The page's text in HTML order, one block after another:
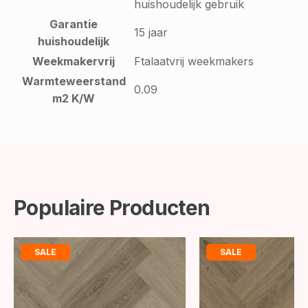
huishoudelijk gebruik
Garantie
huishoudelijk
15 jaar
Weekmakervrij
Ftalaatvrij weekmakers
Warmteweerstand
m2 K/W
0.09
Populaire Producten
SALE SALE